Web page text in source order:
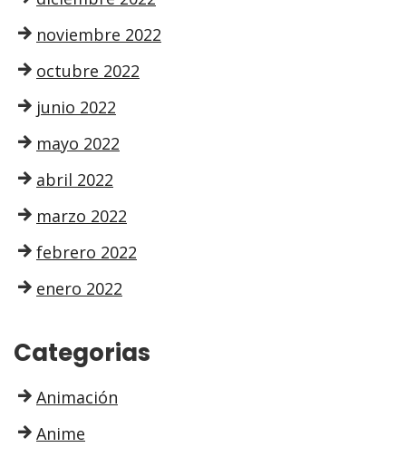
noviembre 2022
octubre 2022
junio 2022
mayo 2022
abril 2022
marzo 2022
febrero 2022
enero 2022
Categorias
Animación
Anime